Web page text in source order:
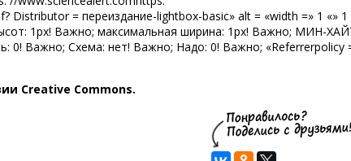
= переиздание-lightbox-basic» alt = «width =» 1 «» 1
1px! Важно; максимальная ширина: 1px! Важно; МИН-
0! Важно; Схема: нет! Важно; Надо: 0! Важно; «Referrerpolicy
Creative Commons.